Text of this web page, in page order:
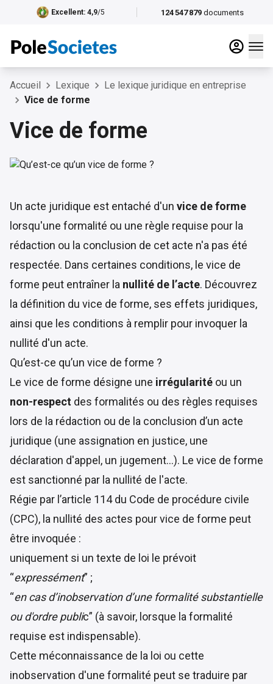
124 547 879 documents
Excellent: 4,9/5
Accueil Lexique
Le lexique juridique en entreprise
Vice de forme
Vice de forme
Un acte juridique est entaché d'un vice de forme
lorsqu'une formalité ou une règle requise pour la
rédaction ou la conclusion de cet acte n'a pas été
respectée. Dans certaines conditions, le vice de
forme peut entraîner la nullité de l’acte. Découvrez
la définition du vice de forme, ses effets juridiques,
ainsi que les conditions à remplir pour invoquer la
nullité d'un acte.
Qu’est-ce qu’un vice de forme ?
Le vice de forme désigne une irrégularité ou un
non-respect des formalités ou des règles requises
lors de la rédaction ou de la conclusion d’un acte
juridique (une assignation en justice, une
déclaration d'appel, un jugement…). Le vice de forme
est sanctionné par la nullité de l'acte.
Régie par l’article 114 du Code de procédure civile
(CPC), la nullité des actes pour vice de forme peut
être invoquée :
uniquement si un texte de loi le prévoit
“expressément” ;
“en cas d’inobservation d’une formalité substantielle
ou d'ordre public” (à savoir, lorsque la formalité
requise est indispensable).
Cette méconnaissance de la loi ou cette
inobservation d'une formalité peut se traduire par